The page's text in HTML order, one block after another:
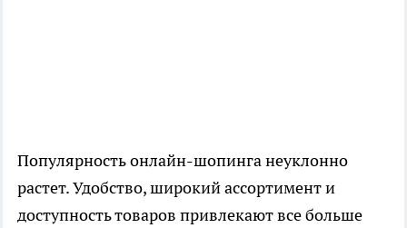
Популярность онлайн-шопинга неуклонно
растет. Удобство, широкий ассортимент и
доступность товаров привлекают все больше